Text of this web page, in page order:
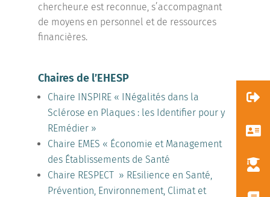
chercheur.e est reconnue, s’accompagnant
de moyens en personnel et de ressources
financières.
Chaires de l’EHESP
Chaire INSPIRE « INégalités dans la
Sclérose en Plaques : les Identifier pour y
REmédier »
Chaire EMES « Économie et Management
des Établissements de Santé
Chaire RESPECT » REsilience en Santé,
Prévention, Environnement, Climat et